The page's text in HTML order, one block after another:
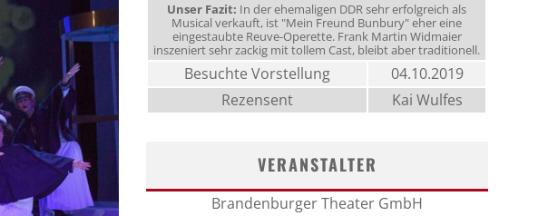
Unser Fazit: In der ehemaligen DDR sehr erfolgreich als
Musical verkauft, ist "Mein Freund Bunbury" eher eine
eingestaubte Reuve-Operette. Frank Martin Widmaier
inszeniert sehr zackig mit tollem Cast, bleibt aber traditionell.
Besuchte Vorstellung
04.10.2019
Rezensent
Kai Wulfes
VERANSTALTER
Brandenburger Theater GmbH